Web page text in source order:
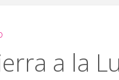
a la